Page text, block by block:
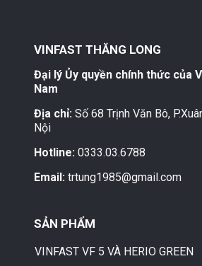
VINFAST THĂNG LONG
Đại lý Ủy quyền chính thức của
Nam
Địa chỉ: Số 68 Trịnh Văn Bô,
Nội
Hotline: 0333.03.6788
Email: trtung1985@gmail.com
SẢN PHẨM
VINFAST VF 5 VÀ HERIO GREEN